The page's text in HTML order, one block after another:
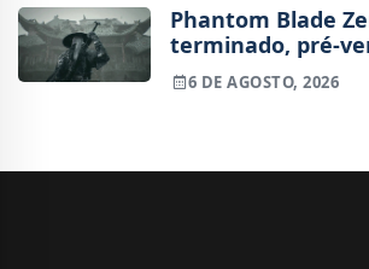
Phantom Blade
terminado, pré-
começam na
6 DE AGOSTO, 2026